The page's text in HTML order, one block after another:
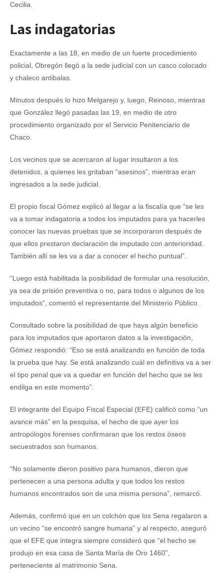
Cecilia.
Las indagatorias
Exactamente a las 18, en medio de un fuerte procedimiento
policial, Obregón llegó a la sede judicial con un casco colocado
y chaleco antibalas.
Minutos después lo hizo Melgarejo y, luego, Reinoso, mientras
que González llegó pasadas las 19, en medio de otro
procedimiento organizado por el Servicio Penitenciario de
Chaco.
Los vecinos que se acercaron al lugar insultaron a los
detenidos, a quienes les gritaban “asesinos”, mientras eran
ingresados a la sede judicial.
El propio fiscal Gómez explicó al llegar a la fiscalía que “se les
va a tomar indagatoria a todos los imputados para ya hacerles
conocer las nuevas pruebas que se incorporaron después de
que ellos prestaron declaración de imputado con anterioridad.
También allí se les va a dar a conocer el hecho puntual”.
“Luego está habilitada la posibilidad de formular una resolución,
ya sea de prisión preventiva o no, para todos o algunos de los
imputados”, comentó el representante del Ministerio Público.
Consultado sobre la posibilidad de que haya algún beneficio
para los imputados que aportaron datos a la investigación,
Gómez respondió: “Eso se está analizando en función de toda
la prueba que hay. Se está analizando cuál en definitiva va a ser
el tipo penal que va a quedar en función del hecho que se les
endilga en este momento”.
El integrante del Equipo Fiscal Especial (EFE) calificó como “un
avance más” en la pesquisa, el hecho de que ayer los
antropólogos forenses confirmaran que los restos óseos
secuestrados son humanos.
“No solamente dieron positivo para humanos, dieron que
pertenecen a una persona adulta y que todos los restos
humanos encontrados son de una misma persona”, remarcó.
Además, confirmó que en un colchón que los Sena regalaron a
un vecino “se encontró sangre humana” y al respecto, aseguró
que el EFE que integra siempre consideró que “el hecho se
produjo en esa casa de Santa María de Oro 1460”,
perteneciente al matrimonio Sena.